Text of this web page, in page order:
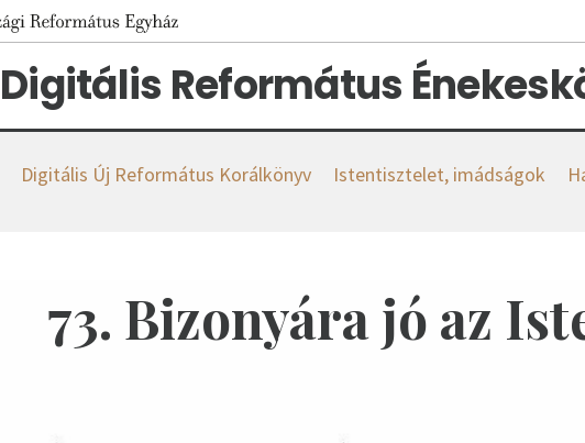
Digitális Református
Digitális Új Református Korálkönyv Istentisztelet, imádságok
73. Bizonyára jó az